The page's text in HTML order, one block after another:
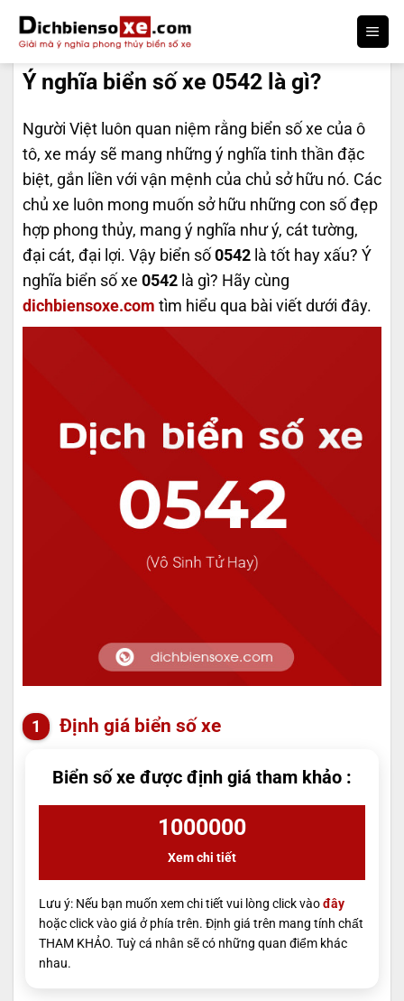
qua
nội
dungÝ nghĩa biển số xe 0542 là gì?
Người Việt luôn quan niệm rằng biển số xe của ô
tô, xe máy sẽ mang những ý nghĩa tinh thần đặc
biệt, gắn liền với vận mệnh của chủ sở hữu nó. Các
chủ xe luôn mong muốn sở hữu những con số đẹp
hợp phong thủy, mang ý nghĩa như ý, cát tường,
đại cát, đại lợi. Vậy biển số 0542 là tốt hay xấu? Ý
nghĩa biển số xe 0542 là gì? Hãy cùng
dichbiensoxe.com tìm hiểu qua bài viết dưới đây.
Định giá biển số xe
Biển số xe được định giá tham khảo :
1000000
Xem chi tiết
Lưu ý: Nếu bạn muốn xem chi tiết vui lòng click vàođây
hoặc click vào giá ở phía trên. Định giá trên mang tính chất
THAM KHẢO. Tuỳ cá nhân sẽ có những quan điểm khác
nhau.